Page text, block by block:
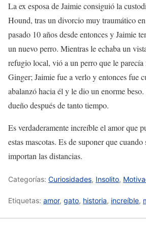
La ex esposa de Jaimie consiguió la
Hound, tras un divorcio muy traumático
pasado 10 años desde entonces y Jaimie
un nuevo perro. Mientras le echaba un
refugio local, vió a un perro que le parecía
Ginger; Jaimie fue a verlo y entonces fue
abalanzó hacia él y le dio un enorme
dueño después de tanto tiempo.
Es verdaderamente increíble el amor que
estas mascotas. Es de suponer que
importan las distancias.
Categorías: Curiosidades, Insolito,
Etiquetas: amor, gato, historia, increíble,